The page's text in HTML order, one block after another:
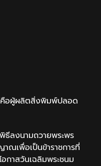
คือผู้ผลิตสิ่งพิมพ์ปลอด
ธีลงนามถวายพระพร
ณเพื่อเป็นข้าราชการที่
กาสวันเฉลิมพระชนม